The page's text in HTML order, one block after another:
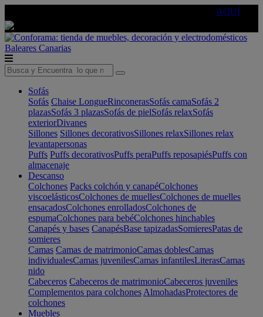
AQUÍ
Baleares Canarias
Sofás
Sofás Chaise LongueRinconerasSofás camaSofás 2
plazasSofás 3 plazasSofás de pielSofás relaxSofás
exteriorDivanes
Sillones Sillones decorativosSillones relaxSillones relax
levantapersonas
Puffs Puffs decorativosPuffs peraPuffs reposapiésPuffs con
almacenaje
Descanso
Colchones Packs colchón y canapéColchones
viscoelásticosColchones de muellesColchones de muelles
ensacadosColchones enrolladosColchones de
espumaColchones para bebéColchones hinchables
Canapés y bases CanapésBase tapizadasSomieresPatas de
somieres
Camas Camas de matrimonioCamas doblesCamas
individualesCamas juvenilesCamas infantilesLiterasCamas
nido
Cabeceros Cabeceros de matrimonioCabeceros juveniles
Complementos para colchones AlmohadasProtectores de
colchones
Muebles